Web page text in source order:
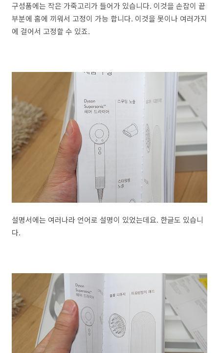
구성품에는 작은 가죽고리가 들어가 있습니다. 이것을 손잡이 끝
부분에 홈에 끼워서 고정이 가능 합니다. 이것을 못이나 여러가지
에 걸어서 고정할 수 있죠.
설명서에는 여러나라 언어로 설명이 있었는데요. 한글도 있습니
다.